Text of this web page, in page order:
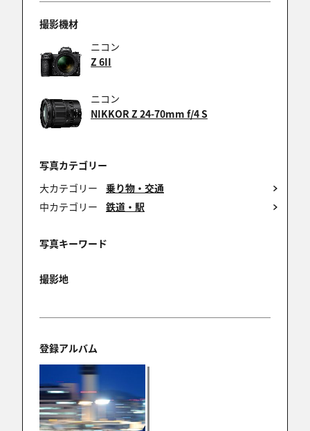
今週末も天気がよくなさそうなので無理やり行ってよ
かったです。
くに
2021/02/12 22:41:51
コメントありがとうございます。
セミナーでの「鉄道風景写真」での対角線構図を実
践してみました。
この時期、あまりない気がします。
nanai0012
2021/02/11 11:38:32
撮影機材
ニコン
Z 6II
ニコン
NIKKOR Z 24-70mm f/4 S
写真カテゴリー
大カテゴリー
乗り物・交通
中カテゴリー
鉄道・駅
写真キーワード
撮影地
登録アルバム